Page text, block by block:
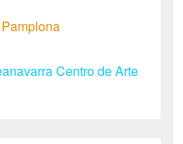
Pamplona
Centro de Arte